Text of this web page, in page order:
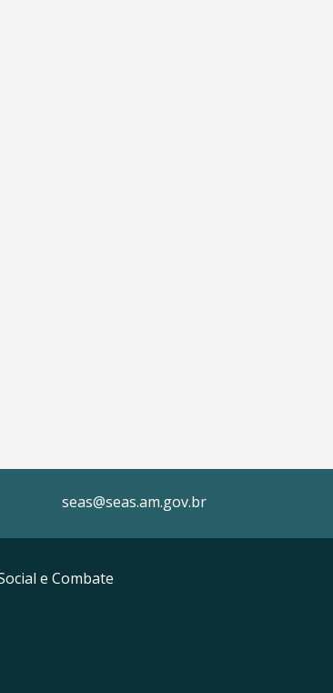
seas@seas.am.gov.br
e Combate